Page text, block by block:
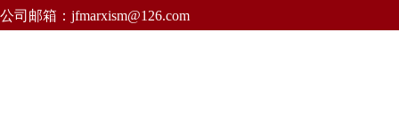
公司邮箱： jfmarxism@126.com